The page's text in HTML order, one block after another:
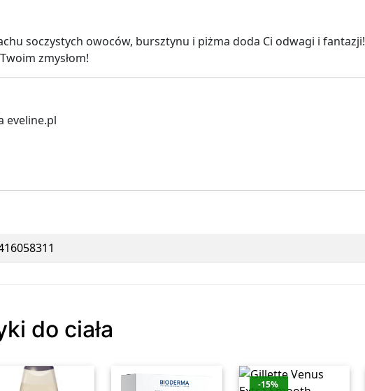
soczystych owoców, bursztynu i piżma doda Ci odwagi i fantazji!
zmysłom!
eveline.pl
do ciała
-15%